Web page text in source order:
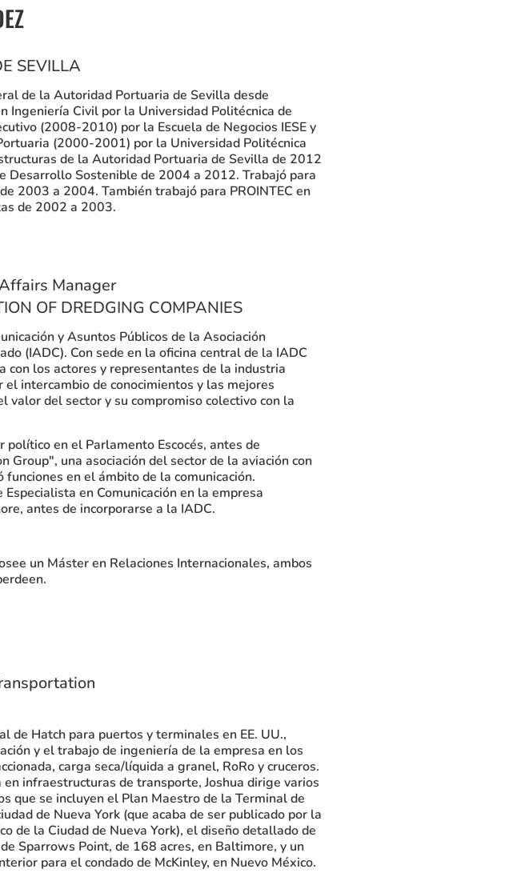
SEVILLA
de la Autoridad Portuaria de Sevilla desde
Ingeniería Civil por la Universidad Politécnica de
(2008-2010) por la Escuela de Negocios IESE y
(2000-2001) por la Universidad Politécnica
de la Autoridad Portuaria de Sevilla de 2012
Desarrollo Sostenible de 2004 a 2012. Trabajó para
2003 a 2004. También trabajó para PROINTEC en
de 2002 a 2003.
Manager
OF DREDGING COMPANIES
y Asuntos Públicos de la Asociación
(IADC). Con sede en la oficina central de la IADC
con los actores y representantes de la industria
intercambio de conocimientos y las mejores
valor del sector y su compromiso colectivo con la
político en el Parlamento Escocés, antes de
Group", una asociación del sector de la aviación con
en el ámbito de la comunicación.
en Comunicación en la empresa
antes de incorporarse a la IADC.
un Máster en Relaciones Internacionales, ambos
de Hatch para puertos y terminales en EE. UU.,
y el trabajo de ingeniería de la empresa en los
carga seca/líquida a granel, RoRo y cruceros.
infraestructuras de transporte, Joshua dirige varios
que se incluyen el Plan Maestro de la Terminal de
de Nueva York (que acaba de ser publicado por la
de la Ciudad de Nueva York), el diseño detallado de
Sparrows Point, de 168 acres, en Baltimore, y un
para el condado de McKinley, en Nuevo México.